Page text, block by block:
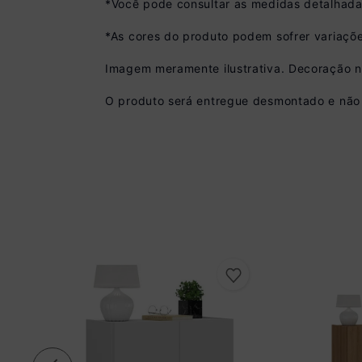
R$ 395,99 à vista
*Você pode consultar as medidas
*As cores do produto podem sofrer
Imagem meramente ilustrativa. Decoração
O produto será entregue desmontado e